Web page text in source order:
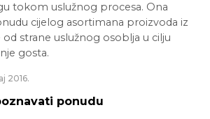
tokom uslužnog procesa. Ona
cijelog asortimana proizvoda iz
strane uslužnog osoblja u cilju
gosta.
2016.
ponudu